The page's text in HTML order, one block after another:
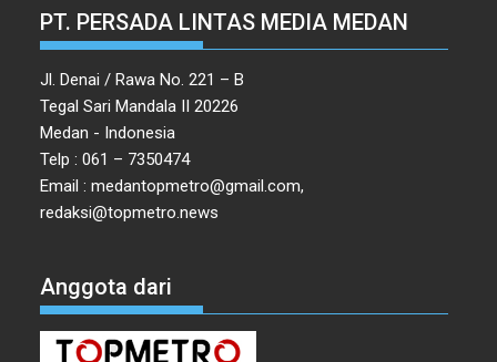
PT. PERSADA LINTAS MEDIA MEDAN
Jl. Denai / Rawa No. 221 – B
Tegal Sari Mandala II 20226
Medan - Indonesia
Telp : 061 – 7350474
Email : medantopmetro@gmail.com,
redaksi@topmetro.news
Anggota dari